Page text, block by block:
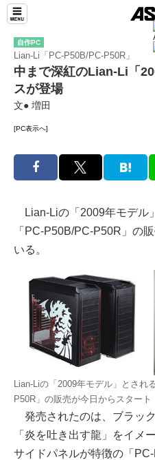
自作PC
Lian-Li「PC-P50B/PC-P50R」
中まで深紅のLian-Li「
スが登場
文● 増田
[PC表示へ]
Lian-Liの「2009年モデル
「PC-P50B/PC-P50R」の
いる。
Lian-Liの「2009年モデル」とさ
P50R」の販売が今日からスタート
発売されたのは、ブラッ
「炎を吐き出す龍」をイメ
サイドパネルが特徴の「